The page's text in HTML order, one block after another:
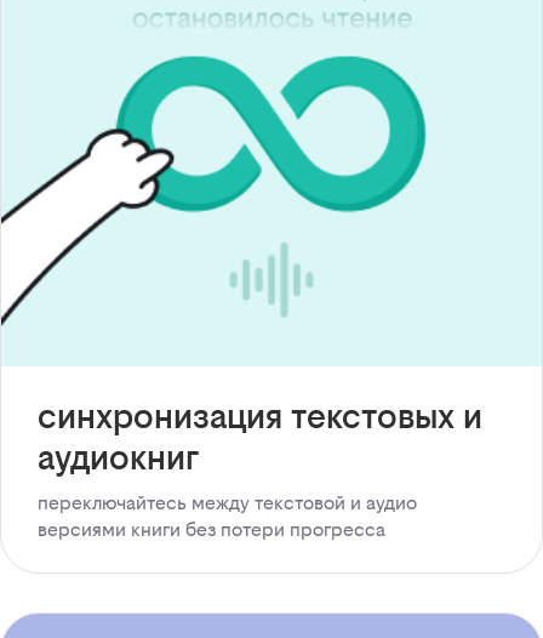
синхронизация текстовых и
аудиокниг
переключайтесь между текстовой и аудио
версиями книги без потери прогресса